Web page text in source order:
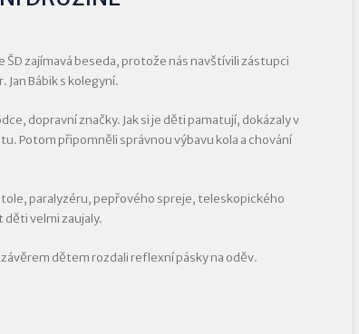
ŠD zajímavá beseda, protože nás navštívili zástupci
Bábik s kolegyní.
dopravní značky. Jak si je děti pamatují, dokázaly v
Potom připomněli správnou výbavu kola a chování
paralyzéru, pepřového spreje, teleskopického
děti velmi zaujaly.
dětem rozdali reflexní pásky na oděv.